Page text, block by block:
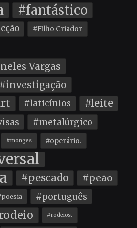
#fantástico
#Filho Criador
Vargas
#investigação
#laticínios #leite
#metalúrgico
#monges #operário.
#pescado #peão
#português
#rodeios.